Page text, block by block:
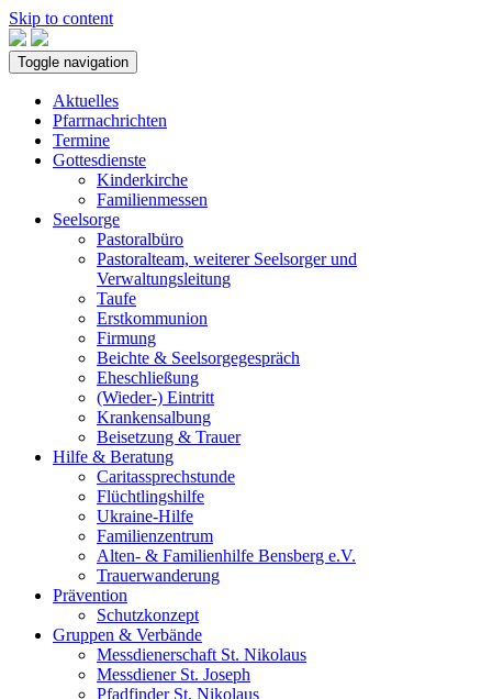
Skip to content
Toggle navigation
Aktuelles
Pfarrnachrichten
Termine
Gottesdienste
Kinderkirche
Familienmessen
Seelsorge
Pastoralbüro
Pastoralteam, weiterer Seelsorger und
Verwaltungsleitung
Taufe
Erstkommunion
Firmung
Beichte & Seelsorgegespräch
Eheschließung
(Wieder-) Eintritt
Krankensalbung
Beisetzung & Trauer
Hilfe & Beratung
Caritassprechstunde
Flüchtlingshilfe
Ukraine-Hilfe
Familienzentrum
Alten- & Familienhilfe Bensberg e.V.
Trauerwanderung
Prävention
Schutzkonzept
Gruppen & Verbände
Messdienerschaft St. Nikolaus
Messdiener St. Joseph
Pfadfinder St. Nikolaus